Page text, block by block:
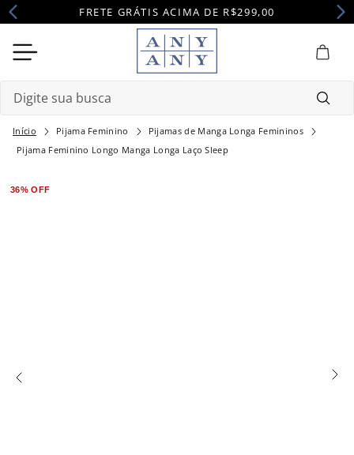
FRETE GRÁTIS ACIMA DE R$299,00
Pijama Feminino
Pijamas de Manga Longa Femininos
Pijama Feminino Longo Manga Longa Laço Sleep
36%OFF
Termos mais buscados
2º pijama